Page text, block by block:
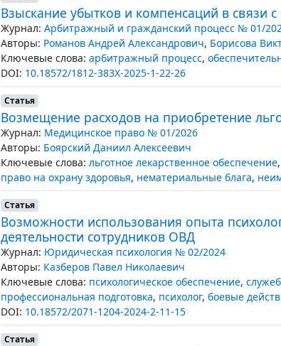
Взыскание убытков и компенсаций в связи
Журнал: Арбитражный и гражданский процесс № 01/
Авторы: Романов Андрей Александрович, Борисова
Ключевые слова: арбитражный процесс,
DOI: 10.18572/1812-383X-2025-1-22-26
Статья
Возмещение расходов на приобретение
Журнал: Медицинское право № 01/2026
Авторы: Боярский Даниил Алексеевич
Ключевые слова: льготное лекарственное обеспечение,
право на охрану здоровья, нематериальные блага,
Статья
Возможности использования опыта
деятельности сотрудников ОВД
Журнал: Юридическая психология № 02/2024
Авторы: Казберов Павел Николаевич
Ключевые слова: психологическое обеспечение,
профессиональная подготовка, психолог, боевые
DOI: 10.18572/2071-1204-2024-2-11-15
Статья